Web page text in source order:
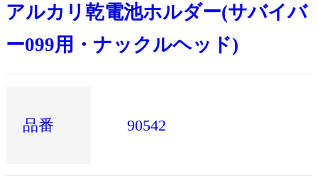
アルカリ乾電池ホルダー(サバイバ
ー099用・ナックルヘッド)
品番 90542